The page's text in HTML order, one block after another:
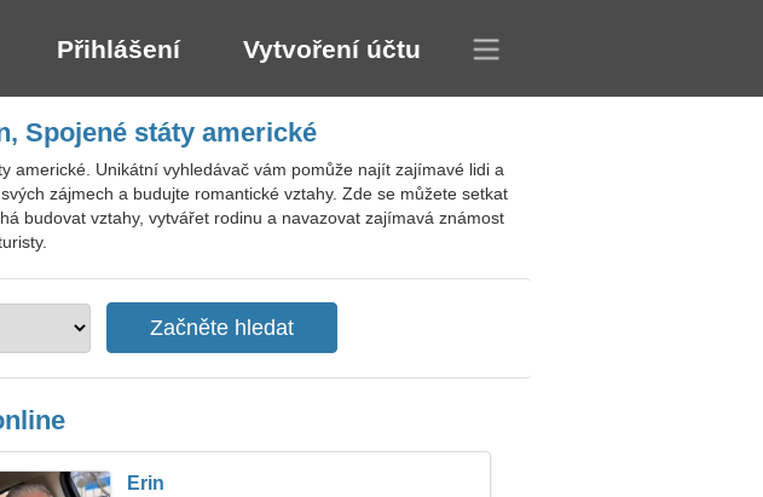
Přihlášení Vytvoření účtu
Spojené státy americké
americké. Unikátní vyhledávač vám pomůže najít zajímavé lidi a
zájmech a budujte romantické vztahy. Zde se můžete setkat
budovat vztahy, vytvářet rodinu a navazovat zajímavá známost
Erin